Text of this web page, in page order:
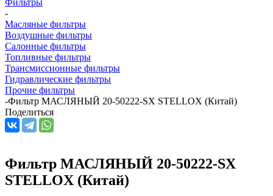
-
Масляные фильтры
Воздушные фильтры
Салонные фильтры
Топливные фильтры
Трансмиссионные фильтры
Гидравлические фильтры
Прочие фильтры
-Фильтр МАСЛЯНЫЙ 20-50222-SX STELLOX (Китай)
Поделиться
Фильтр МАСЛЯНЫЙ 20-50222-SX
STELLOX (Китай)